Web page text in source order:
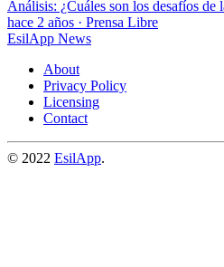
Análisis: ¿Cuáles son los desafíos de
hace 2 años · Prensa Libre
EsilApp News
About
Privacy Policy
Licensing
Contact
© 2022 EsilApp.